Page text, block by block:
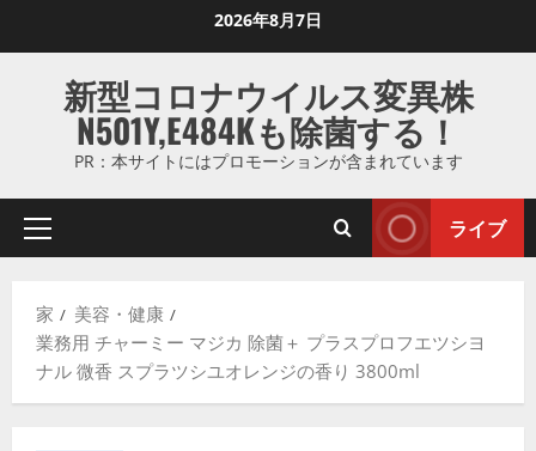
ス
ッ
2026年8月7日
新型コロナウイルス変異株
N501Y,E484Kも除菌する！
PR：本サイトにはプロモーションが含まれています
プ
マ
リ
メ
ライブ
家
美容・健康
業務用 チャーミー マジカ 除菌＋ プラスプロフエツシヨ
ナル 微香 スプラツシユオレンジの香り 3800ml